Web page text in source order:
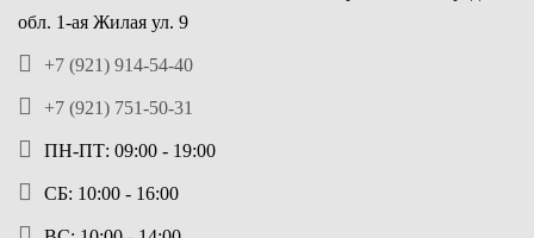
обл. 1-ая Жилая ул. 9
+7 (921) 914-54-40
+7 (921) 751-50-31
ПН-ПТ: 09:00 - 19:00
СБ: 10:00 - 16:00